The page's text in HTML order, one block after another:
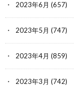
2023年6月 (657)
2023年5月 (747)
2023年4月 (859)
2023年3月 (742)